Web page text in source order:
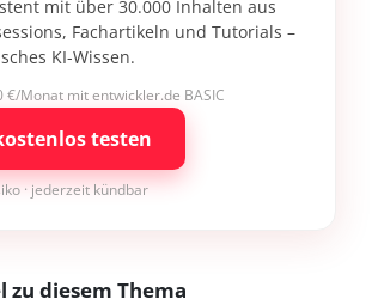
mit über 30.000 Inhalten aus
Fachartikeln und Tutorials –
KI-Wissen.
€/Monat mit entwickler.de BASIC
testen
· jederzeit kündbar
diesem Thema